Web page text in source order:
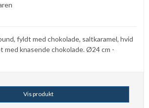
fyldt med chokolade, saltkaramel, hvid
med knasende chokolade. Ø24 cm -
Vis produkt